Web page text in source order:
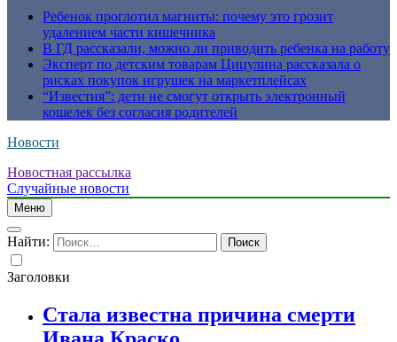
Ребенок проглотил магниты: почему это грозит
удалением части кишечника
В ГД рассказали, можно ли приводить ребенка на работу
Эксперт по детским товарам Цицулина рассказала о
рисках покупок игрушек на маркетплейсах
“Известия”: дети не смогут открыть электронный
кошелек без согласия родителей
Новости
Новостная рассылка
Случайные новости
Меню
Найти:
Заголовки
Стала известна причина смерти